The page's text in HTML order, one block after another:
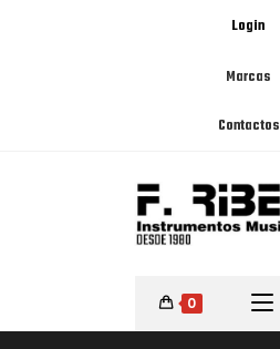
Login
Marcas
Contactos
0